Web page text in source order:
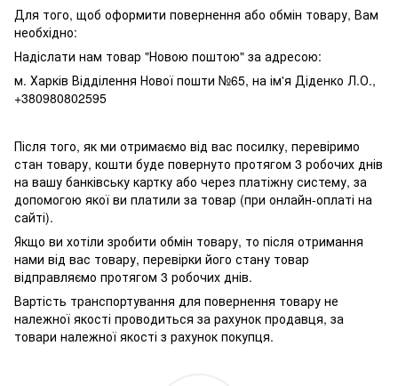
Для того, щоб оформити повернення або обмін товару, Вам
необхідно:
Надіслати нам товар "Новою поштою" за адресою:
м. Харків Відділення Нової пошти №65, на ім'я Діденко Л.О.,
+380980802595
Після того, як ми отримаємо від вас посилку, перевіримо
стан товару, кошти буде повернуто протягом 3 робочих днів
на вашу банківську картку або через платіжну систему, за
допомогою якої ви платили за товар (при онлайн-оплаті на
сайті).
Якщо ви хотіли зробити обмін товару, то після отримання
нами від вас товару, перевірки його стану товар
відправляємо протягом 3 робочих днів.
Вартість транспортування для повернення товару не
належної якості проводиться за рахунок продавця, за
товари належної якості з рахунок покупця.